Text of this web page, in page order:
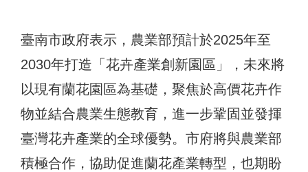
臺南市政府表示，農業部預計於2025年至
2030年打造「花卉產業創新園區」，未來將
以現有蘭花園區為基礎，聚焦於高價花卉作
物並結合農業生態教育，進一步鞏固並發揮
臺灣花卉產業的全球優勢。市府將與農業部
積極合作，協助促進蘭花產業轉型，也期盼